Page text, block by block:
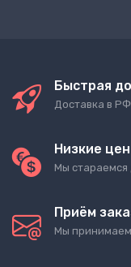
Быстрая
Доставка в
Низкие
Мы
Приём
Мы принимаем